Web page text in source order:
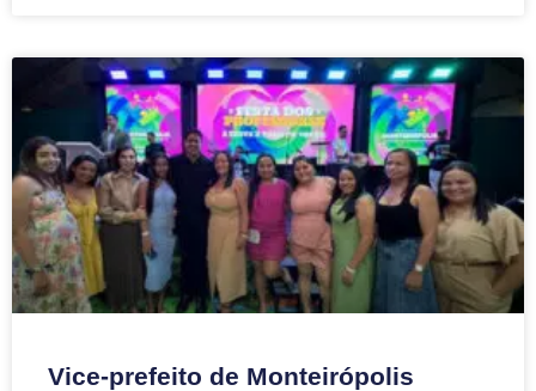
Vice-prefeito de Monteirópolis